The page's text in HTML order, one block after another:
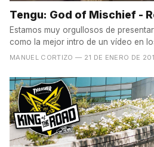
Tengu: God of Mischief -
Estamos muy orgullosos de
como la mejor intro de un vídeo en
MANUEL CORTIZO — 21 DE ENERO DE